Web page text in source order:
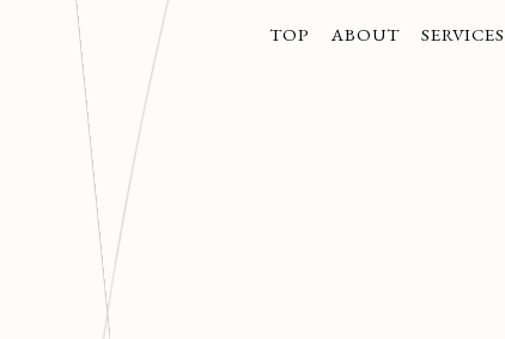
TOP ABOUT SERVICES